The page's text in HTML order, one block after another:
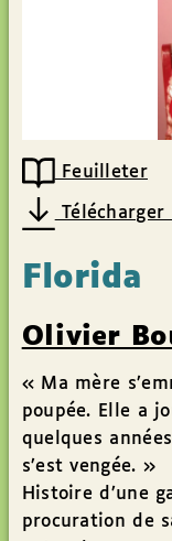
Feuilleter
Florida
Olivier
« Ma mère
poupée. Elle a
quelques
s’est vengée. »
Histoire d’une
procuration de